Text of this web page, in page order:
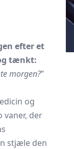
efter et
tænkt:
morgen?”
og
vaner, der
stjæle den